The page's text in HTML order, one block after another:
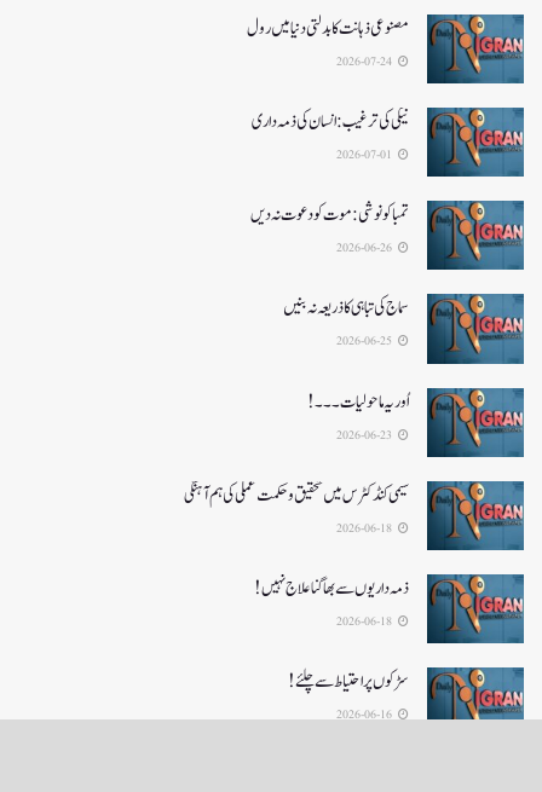
مصنوعی ذہانت کا بدلتی دنیا میں رول
نیکی کی ترغیب: انسان کی ذمہ داری
تمباکو نوشی: موت کو دعوت نہ دیں
سماج کی تباہی کا ذریعہ نہ بنیں
اُور یہ ماحولیات۔۔۔!
سیمی کنڈکٹرس میں تحقیق و حکمت عملی کی ہم آہنگی
ذمہ داریوں سے بھاگنا علاج نہیں!
سڑکوں پر احتیاط سے چلئے!